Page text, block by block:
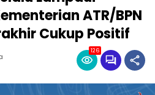
ATR/BPN
Cukup Positif
126